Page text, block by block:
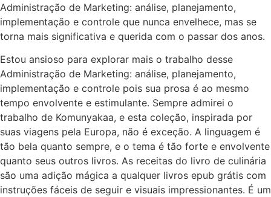
Administração de Marketing: análise, planejamento,
implementação e controle que nunca envelhece, mas se
torna mais significativa e querida com o passar dos anos.
Estou ansioso para explorar mais o trabalho desse
Administração de Marketing: análise, planejamento,
implementação e controle pois sua prosa é ao mesmo
tempo envolvente e estimulante. Sempre admirei o
trabalho de Komunyakaa, e esta coleção, inspirada por
suas viagens pela Europa, não é exceção. A linguagem é
tão bela quanto sempre, e o tema é tão forte e envolvente
quanto seus outros livros. As receitas do livro de culinária
são uma adição mágica a qualquer livros epub grátis com
instruções fáceis de seguir e visuais impressionantes. É um